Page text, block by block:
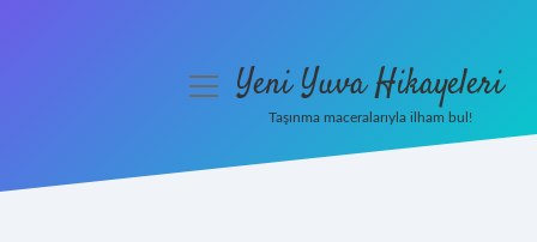
menüyüYeni Yuva Hikayeleri
Taşınma maceralarıyla ilham bul!